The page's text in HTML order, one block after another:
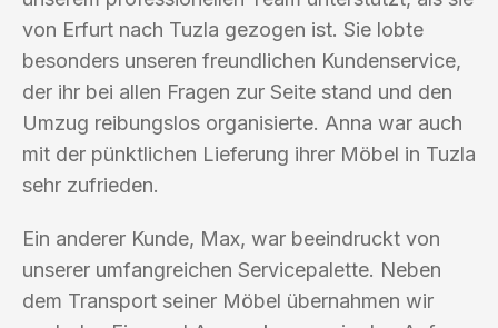
von Erfurt nach Tuzla gezogen ist. Sie lobte
besonders unseren freundlichen Kundenservice,
der ihr bei allen Fragen zur Seite stand und den
Umzug reibungslos organisierte. Anna war auch
mit der pünktlichen Lieferung ihrer Möbel in Tuzla
sehr zufrieden.
Ein anderer Kunde, Max, war beeindruckt von
unserer umfangreichen Servicepalette. Neben
dem Transport seiner Möbel übernahmen wir